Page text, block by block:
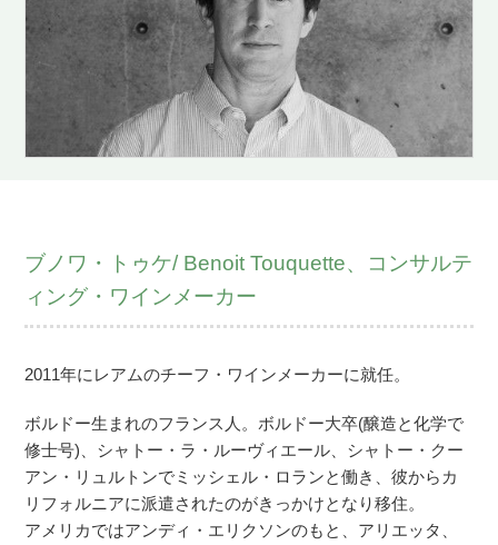
ブノワ・トゥケ/ Benoit Touquette、コンサルテ
ィング・ワインメーカー
2011年にレアムのチーフ・ワインメーカーに就任。
ボルドー生まれのフランス人。ボルドー大卒(醸造と化学で
修士号)、シャトー・ラ・ルーヴィエール、シャトー・クー
アン・リュルトンでミッシェル・ロランと働き、彼からカ
リフォルニアに派遣されたのがきっかけとなり移住。
アメリカではアンディ・エリクソンのもと、アリエッタ、